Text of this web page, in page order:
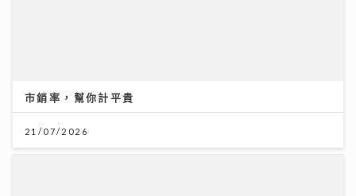
市銷率，幫你計平貴
21/07/2026